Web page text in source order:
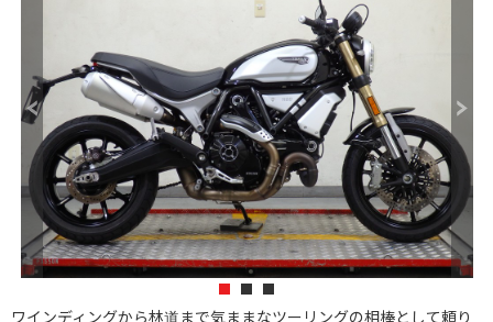
Previous Next
1 2
ワインディングから林道まで気ままなツーリングの相棒として頼り